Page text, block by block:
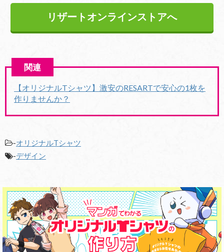
リザートオンラインストアへ
【オリジナルTシャツ】激安のRESARTで安心の1枚を
作りませんか？
-オリジナルTシャツ
-デザイン